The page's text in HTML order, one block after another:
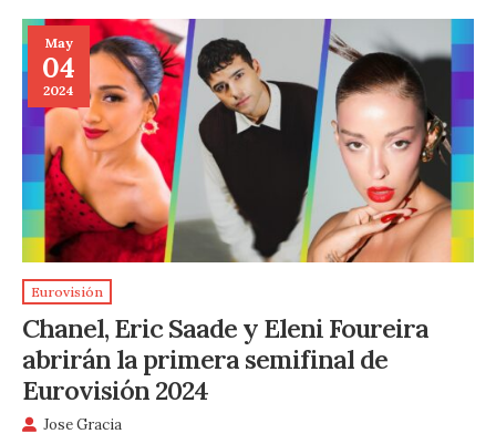
May
04
2024
Eurovisión
Chanel, Eric Saade y Eleni Foureira
abrirán la primera semifinal de
Eurovisión 2024
Jose Gracia